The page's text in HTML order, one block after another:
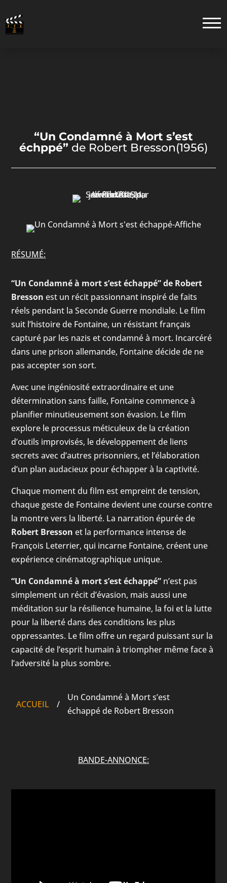
“Un Condamné à Mort s’est
échppé” de Robert Bresson(1956)
RÉSUMÉ:
“Un Condamné à mort s’est échappé” de Robert
Bresson est un récit passionnant inspiré de faits
réels pendant la Seconde Guerre mondiale. Le film
suit l’histoire de Fontaine, un résistant français
capturé par les nazis et condamné à mort. Incarcéré
dans une prison allemande, Fontaine décide de ne
pas accepter son sort.
Avec une ingéniosité extraordinaire et une
détermination sans faille, Fontaine commence à
planifier minutieusement son évasion. Le film
explore le processus méticuleux de la création
d’outils improvisés, le développement de liens
secrets avec d’autres prisonniers, et l’élaboration
d’un plan audacieux pour échapper à la captivité.
Chaque moment du film est empreint de tension,
chaque geste de Fontaine devient une course contre
la montre vers la liberté. La narration épurée de
Robert Bresson et la performance intense de
François Leterrier, qui incarne Fontaine, créent une
expérience cinématographique unique.
“Un Condamné à mort s’est échappé” n’est pas
simplement un récit d’évasion, mais aussi une
méditation sur la résilience humaine, la foi et la lutte
pour la liberté dans des conditions les plus
oppressantes. Le film offre un regard puissant sur la
capacité de l’esprit humain à triompher même face à
l’adversité la plus sombre.
ACCUEIL /
Un Condamné à Mort s’est
échappé de Robert Bresson
BANDE-ANNONCE: